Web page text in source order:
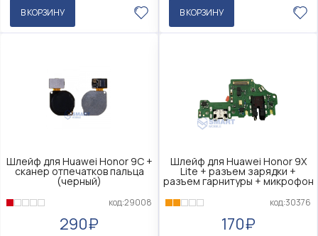
В КОРЗИНУ В КОРЗИНУ
Шлейф для Huawei Honor 9C +
сканер отпечатков пальца
(черный)
код:29008
290₽
Шлейф для Huawei Honor 9X
Lite + разъем зарядки +
разъем гарнитуры + микрофон
код:30376
170₽